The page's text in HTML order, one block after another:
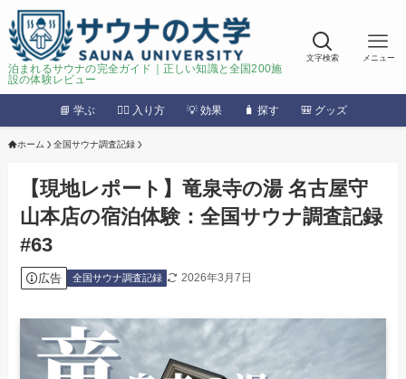
泊まれるサウナの完全ガイド｜正しい知識と全国200施
設の体験レビュー
文字検索 メニュー
📘 学ぶ 🧖‍♂️ 入り方 💡 効果 🧳 探す 🎒 グッズ
ホーム 全国サウナ調査記録
【現地レポート】竜泉寺の湯 名古屋守
山本店の宿泊体験：全国サウナ調査記録
#63
広告 全国サウナ調査記録 2026年3月7日